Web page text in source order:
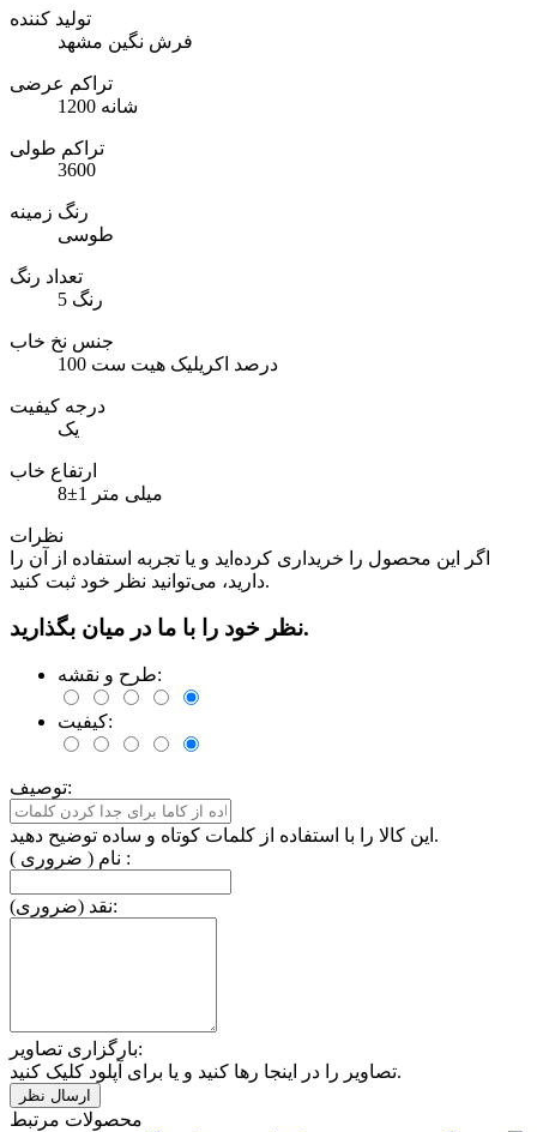
تولید کننده
فرش نگین مشهد
تراکم عرضی
1200 شانه
تراکم طولی
3600
رنگ زمینه
طوسی
تعداد رنگ
5 رنگ
جنس نخ خاب
100 درصد اکریلیک هیت ست
درجه کیفیت
یک
ارتفاع خاب
8±1 میلی متر
نظرات
اگر این محصول را خریداری کرده‌اید و یا تجربه استفاده از آن را
دارید، می‌توانید نظر خود ثبت کنید.
نظر خود را با ما در میان بگذارید.
طرح و نقشه:
کیفیت:
توصیف:
این کالا را با استفاده از کلمات کوتاه و ساده توضیح دهید.
نام ( ضروری ) :
نقد (ضروری):
بارگزاری تصاویر:
تصاویر را در اینجا رها کنید و یا برای آپلود کلیک کنید.
محصولات مرتبط